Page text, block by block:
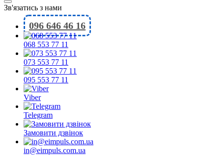
Зв'язатись з нами
096 646 46 16
068 553 77 11
073 553 77 11
095 553 77 11
Viber
Telegram
Замовити дзвінок
in@eimpuls.com.ua